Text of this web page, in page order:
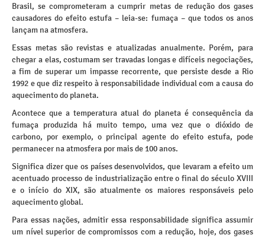
Brasil, se comprometeram a cumprir metas de redução dos gases
causadores do efeito estufa – leia-se: fumaça – que todos os anos
lançam na atmosfera.
Essas metas são revistas e atualizadas anualmente. Porém, para
chegar a elas, costumam ser travadas longas e difíceis negociações,
a fim de superar um impasse recorrente, que persiste desde a Rio
1992 e que diz respeito à responsabilidade individual com a causa do
aquecimento do planeta.
Acontece que a temperatura atual do planeta é consequência da
fumaça produzida há muito tempo, uma vez que o dióxido de
carbono, por exemplo, o principal agente do efeito estufa, pode
permanecer na atmosfera por mais de 100 anos.
Significa dizer que os países desenvolvidos, que levaram a efeito um
acentuado processo de industrialização entre o final do século XVIII
e o início do XIX, são atualmente os maiores responsáveis pelo
aquecimento global.
Para essas nações, admitir essa responsabilidade significa assumir
um nível superior de compromissos com a redução, hoje, dos gases